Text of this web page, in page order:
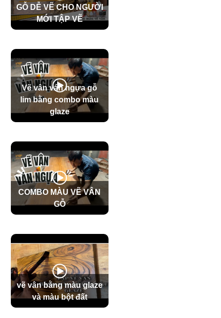
GỖ DỄ VẼ CHO NGƯỜI
MỚI TẬP VẼ
Vẽ vân ván ngựa gỗ
lim bằng combo màu
glaze
COMBO MÀU VẼ VÂN
GỖ
vẽ vân bằng màu glaze
và màu bột đất